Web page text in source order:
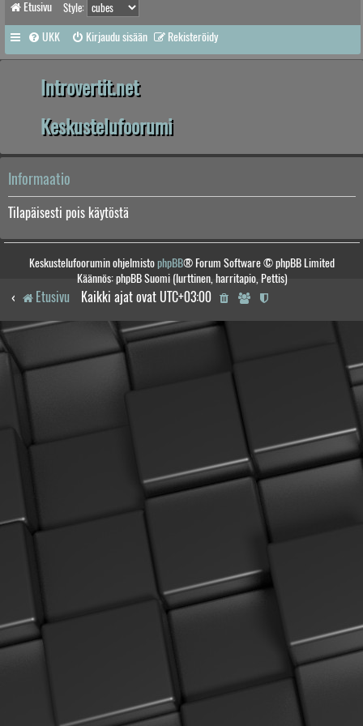
Etusivu Style:
UKK Kirjaudu sisään Rekisteröidy
Introvertit.net
Keskustelufoorumi
Informaatio
Tilapäisesti pois käytöstä
Keskustelufoorumin ohjelmistophpBB® Forum Software © phpBB Limited
Käännös: phpBB Suomi (lurttinen, harritapio, Pettis)
Etusivu Kaikki ajat ovat UTC+03:00